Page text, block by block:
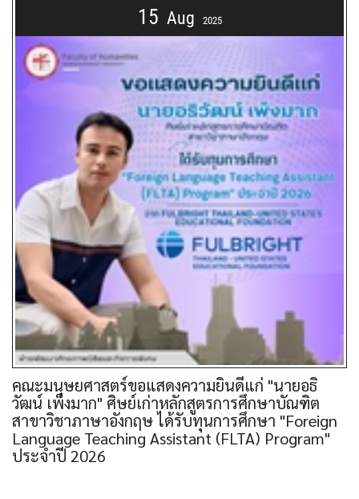
15 Aug 2025
คณะมนุษยศาสตร์ขอแสดงความยินดีแก่ "นายอธิ
วัฒน์ เพ็งมาก" ศิษย์เก่าหลักสูตรการศึกษาบัณฑิต
สาขาวิชาภาษาอังกฤษ ได้รับทุนการศึกษา "Foreign
Language Teaching Assistant (FLTA) Program"
ประจำปี 2026